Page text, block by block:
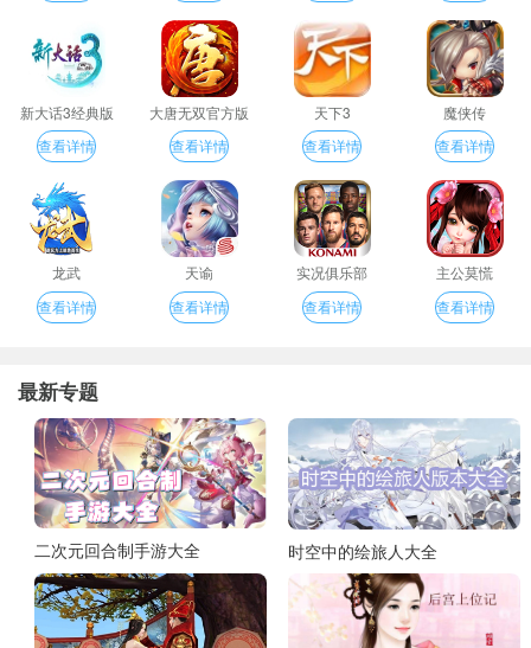
新大话3经典版
查看详情
大唐无双官方版
查看详情
天下3
查看详情
魔侠传
查看详情
龙武
查看详情
天谕
查看详情
实况俱乐部
查看详情
主公莫慌
查看详情
最新专题
二次元回合制手游大全 时空中的绘旅人大全